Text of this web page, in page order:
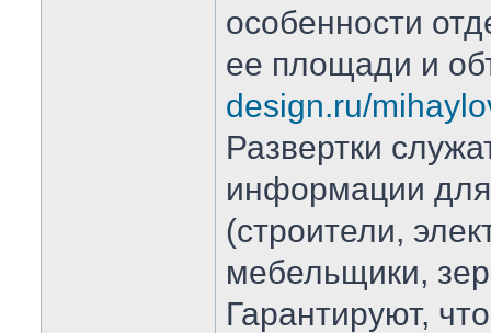
особенности
ее площади и
design.ru/
Развертки
информации
(строители,
мебельщики,
Гарантируют,